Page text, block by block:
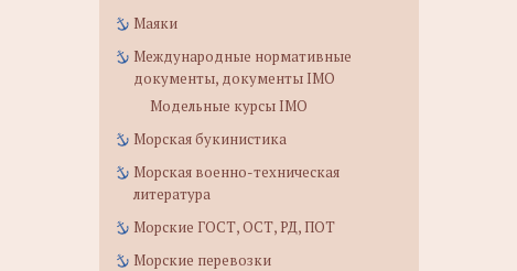
Маяки
Международные нормативные
документы, документы IMO
Модельные курсы IMO
Морская букинистика
Морская военно-техническая
литература
Морские ГОСТ, ОСТ, РД, ПОТ
Морские перевозки